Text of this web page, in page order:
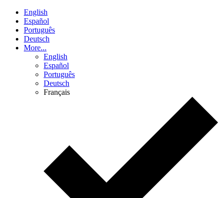
English
Español
Português
Deutsch
More...
English
Español
Português
Deutsch
Français